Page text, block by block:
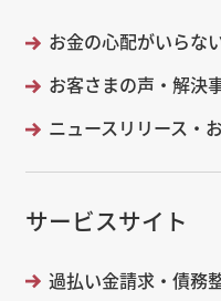
お金の心配がいらな
お客さまの声・解決
ニュースリリース・
サービスサイト
過払い金請求・債務